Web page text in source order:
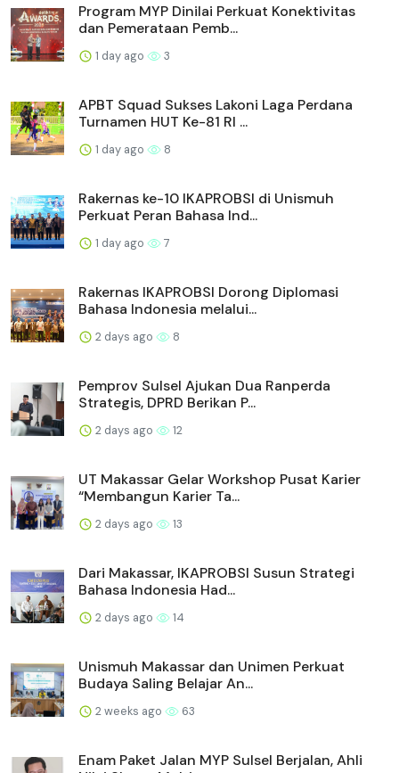
Program MYP Dinilai Perkuat Konektivitas
dan Pemerataan Pemb...
1 day ago 3
APBT Squad Sukses Lakoni Laga Perdana
Turnamen HUT Ke-81 RI ...
1 day ago 8
Rakernas ke-10 IKAPROBSI di Unismuh
Perkuat Peran Bahasa Ind...
1 day ago 7
Rakernas IKAPROBSI Dorong Diplomasi
Bahasa Indonesia melalui...
2 days ago 8
Pemprov Sulsel Ajukan Dua Ranperda
Strategis, DPRD Berikan P...
2 days ago 12
UT Makassar Gelar Workshop Pusat Karier
“Membangun Karier Ta...
2 days ago 13
Dari Makassar, IKAPROBSI Susun Strategi
Bahasa Indonesia Had...
2 days ago 14
Unismuh Makassar dan Unimen Perkuat
Budaya Saling Belajar An...
2 weeks ago 63
Enam Paket Jalan MYP Sulsel Berjalan, Ahli